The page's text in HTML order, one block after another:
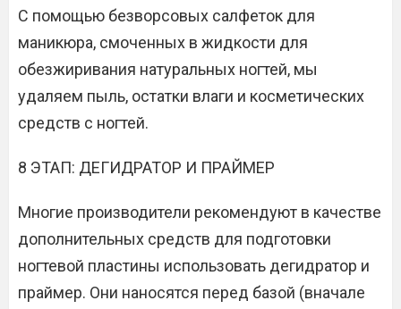
С помощью безворсовых салфеток для
маникюра, смоченных в жидкости для
обезжиривания натуральных ногтей, мы
удаляем пыль, остатки влаги и косметических
средств с ногтей.
8 ЭТАП: ДЕГИДРАТОР И ПРАЙМЕР
Многие производители рекомендуют в качестве
дополнительных средств для подготовки
ногтевой пластины использовать дегидратор и
праймер. Они наносятся перед базой (вначале